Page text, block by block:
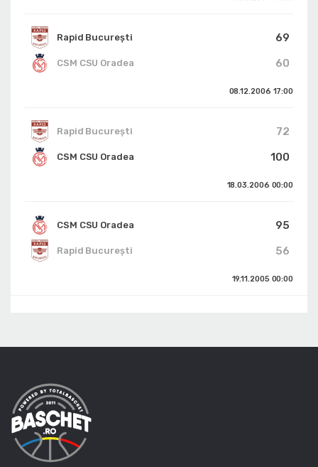
Rapid București
69
60
CSM CSU Oradea
08.12.2006 17:00
Rapid București
72
100
CSM CSU Oradea
18.03.2006 00:00
CSM CSU Oradea
95
56
Rapid București
19.11.2005 00:00